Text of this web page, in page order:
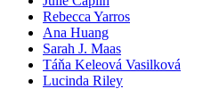
Rebecca Yarros
Ana Huang
Sarah J. Maas
Táňa Keleová Vasilková
Lucinda Riley